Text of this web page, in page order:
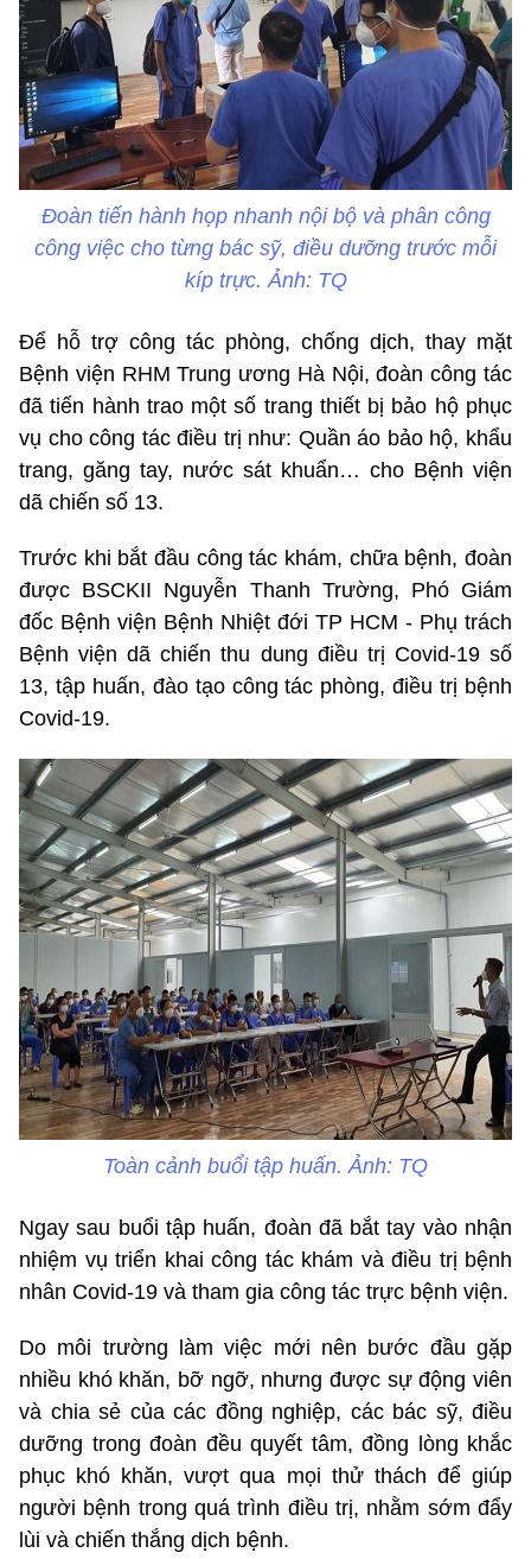
Đoàn tiến hành họp nhanh nội bộ và phân công
công việc cho từng bác sỹ, điều dưỡng trước mỗi
kíp trực. Ảnh: TQ
Để hỗ trợ công tác phòng, chống dịch, thay mặt
Bệnh viện RHM Trung ương Hà Nội, đoàn công tác
đã tiến hành trao một số trang thiết bị bảo hộ phục
vụ cho công tác điều trị như: Quần áo bảo hộ, khẩu
trang, găng tay, nước sát khuẩn… cho Bệnh viện
dã chiến số 13.
Trước khi bắt đầu công tác khám, chữa bệnh, đoàn
được BSCKII Nguyễn Thanh Trường, Phó Giám
đốc Bệnh viện Bệnh Nhiệt đới TP HCM - Phụ trách
Bệnh viện dã chiến thu dung điều trị Covid-19 số
13, tập huấn, đào tạo công tác phòng, điều trị bệnh
Covid-19.
Toàn cảnh buổi tập huấn. Ảnh: TQ
Ngay sau buổi tập huấn, đoàn đã bắt tay vào nhận
nhiệm vụ triển khai công tác khám và điều trị bệnh
nhân Covid-19 và tham gia công tác trực bệnh viện.
Do môi trường làm việc mới nên bước đầu gặp
nhiều khó khăn, bỡ ngỡ, nhưng được sự động viên
và chia sẻ của các đồng nghiệp, các bác sỹ, điều
dưỡng trong đoàn đều quyết tâm, đồng lòng khắc
phục khó khăn, vượt qua mọi thử thách để giúp
người bệnh trong quá trình điều trị, nhằm sớm đẩy
lùi và chiến thắng dịch bệnh.